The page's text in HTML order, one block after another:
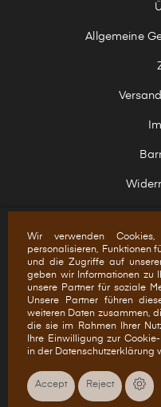
Wir verwenden
personalisieren, Funktionen
und die Zugriffe auf
geben wir Informationen zu
unsere Partner für soziale
Unsere Partner führen
weiteren Daten zusammen,
die sie im Rahmen Ihrer
Ihre Einwilligung zur
in der Datenschutzerklärung
Accept Reject
Allgemeine
+ ERHALTE
Copyright © 2021 KLW